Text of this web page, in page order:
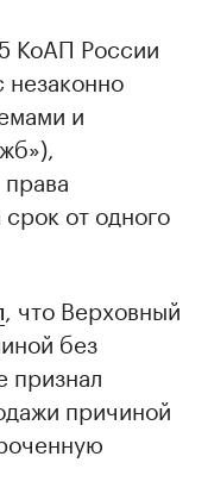
КоАП России
незаконно
и
от одного
, что Верховный
без
признал
причиной